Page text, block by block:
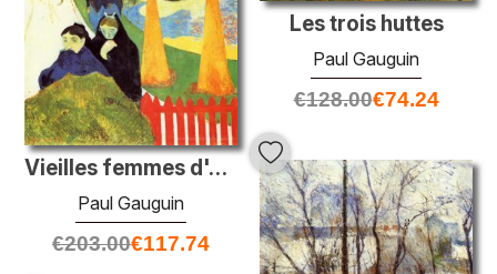
Les trois huttes
Paul Gauguin
€128.00€74.24
Vieilles femmes d'Arles
Paul Gauguin
€203.00€117.74